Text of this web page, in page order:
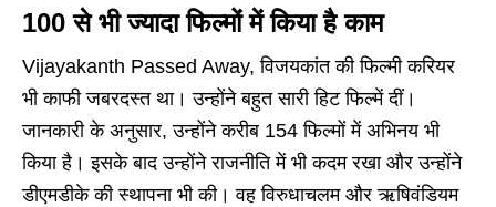
100 से भी ज्यादा फिल्मों में किया है काम
Vijayakanth Passed Away, विजयकांत की फिल्मी करियर
भी काफी जबरदस्त था। उन्होंने बहुत सारी हिट फिल्में दीं।
जानकारी के अनुसार, उन्होंने करीब 154 फिल्मों में अभिनय भी
किया है। इसके बाद उन्होंने राजनीति में भी कदम रखा और उन्होंने
डीएमडीके की स्थापना भी की। वह विरुधाचलम और ऋषिवंडियम